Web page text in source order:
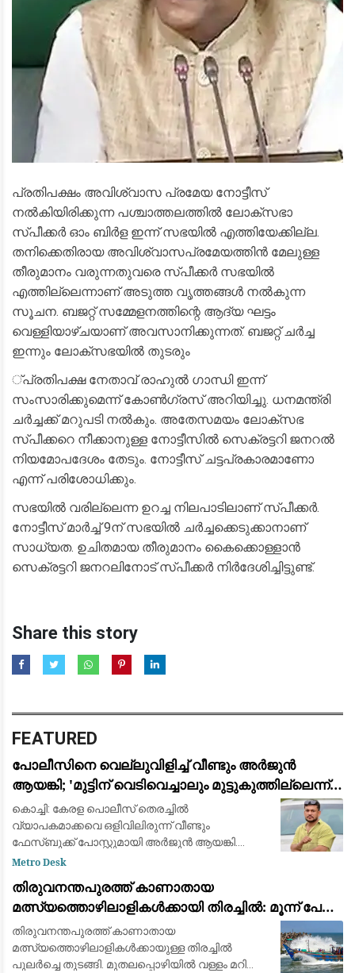
പ്രതിപക്ഷം അവിശ്വാസ പ്രമേയ നോട്ടീസ്
നൽകിയിരിക്കുന്ന പശ്ചാത്തലത്തിൽ ലോക്‌സഭാ
സ്പീക്കർ ഓം ബിർള ഇന്ന് സഭയിൽ എത്തിയേക്കില്ല.
തനിക്കെതിരായ അവിശ്വാസപ്രമേയത്തിൻ മേലുള്ള
തീരുമാനം വരുന്നതുവരെ സ്പീക്കർ സഭയിൽ
എത്തില്ലെന്നാണ് അടുത്ത വൃത്തങ്ങൾ നൽകുന്ന
സൂചന. ബജറ്റ് സമ്മേളനത്തിന്റെ ആദ്യ ഘട്ടം
വെള്ളിയാഴ്ചയാണ് അവസാനിക്കുന്നത്. ബജറ്റ് ചർച്ച
ഇന്നും ലോക്‌സഭയിൽ തുടരും
്പ്രതിപക്ഷ നേതാവ് രാഹുൽ ഗാന്ധി ഇന്ന്
സംസാരിക്കുമെന്ന് കോൺഗ്രസ് അറിയിച്ചു. ധനമന്ത്രി
ചർച്ചക്ക് മറുപടി നൽകും. അതേസമയം ലോക്‌സഭ
സ്പീക്കറെ നീക്കാനുള്ള നോട്ടീസിൽ സെക്രട്ടറി ജനറൽ
നിയമോപദേശം തേടും. നോട്ടീസ് ചട്ടപ്രകാരമാണോ
എന്ന് പരിശോധിക്കും.
സഭയിൽ വരില്ലെന്ന ഉറച്ച നിലപാടിലാണ് സ്പീക്കർ.
നോട്ടീസ് മാർച്ച് 9ന് സഭയിൽ ചർച്ചക്കെടുക്കാനാണ്
സാധ്യത. ഉചിതമായ തീരുമാനം കൈക്കൊള്ളാൻ
സെക്രട്ടറി ജനറലിനോട് സ്പീക്കർ നിർദേശിച്ചിട്ടുണ്ട്.
Share this story
FEATURED
പോലീസിനെ വെല്ലുവിളിച്ച് വീണ്ടും അർജുൻ
ആയങ്കി; 'മുട്ടിന് വെടിവെച്ചാലും മുട്ടുകുത്തില്ലെന്ന്'
ഫേസ്ബുക്ക് പോസ്റ്റ്
കൊച്ചി: കേരള പൊലീസ് തെരച്ചിൽ
വ്യാപകമാക്കവെ ഒളിവിലിരുന്ന് വീണ്ടും
ഫേസ്ബുക്ക് പോസ്റ്റുമായി അ‍ർജുൻ ആയങ്കി.
കടലിലകപ്പെട്ട മത്സ്യത്തൊഴിലാളികളുടെ
റോഡിലിരുന്ന് കര
Metro Desk
തിരുവനന്തപുരത്ത് കാണാതായ
മത്സ്യത്തൊഴിലാളികൾക്കായി തിരച്ചിൽ: മൂന്ന് പേരെ
കാണാതായിട്ട് ഇന്ന് 9 ദിവസം
തിരുവനന്തപുരത്ത് കാണാതായ
മത്സ്യത്തൊഴിലാളികൾക്കായുള്ള തിരച്ചിൽ
പുലർച്ചെ തുടങ്ങി. മുതലപ്പൊഴിയിൽ വള്ളം മറിഞ്ഞ്